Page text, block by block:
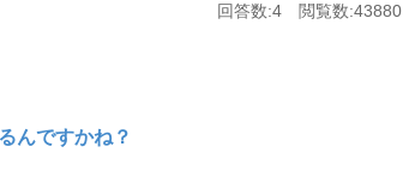
回答数:4 閲覧数:43880
んですかね？